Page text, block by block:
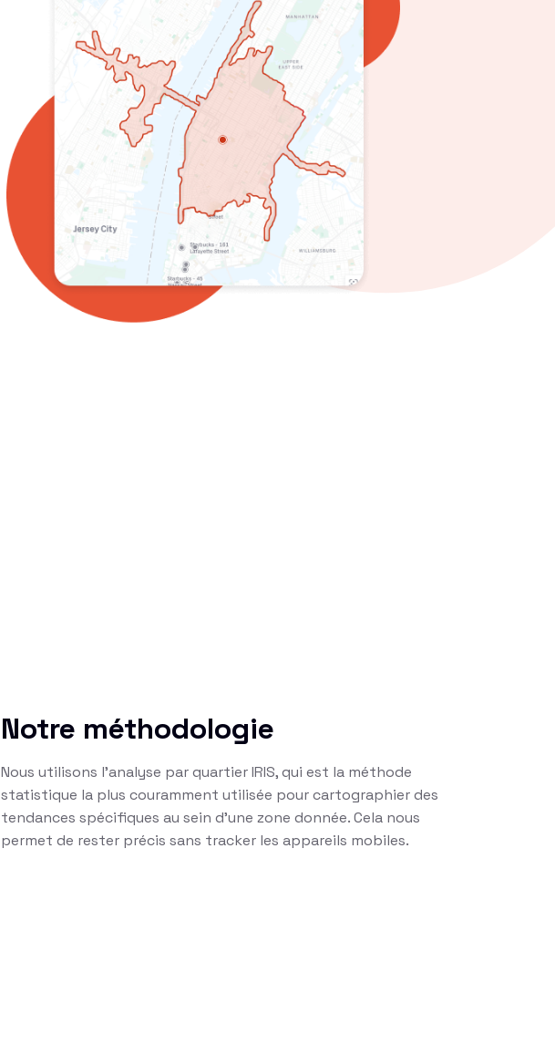
Notre méthodologie
Nous utilisons l’analyse par quartier IRIS, qui est la méthode
statistique la plus couramment utilisée pour cartographier des
tendances spécifiques au sein d’une zone donnée. Cela nous
permet de rester précis sans tracker les appareils mobiles.